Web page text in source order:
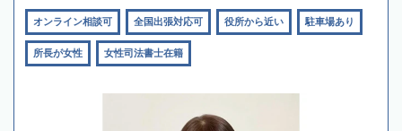
オンライン相談可 全国出張対応可 役所から近い 駐車場あり
所長が女性 女性司法書士在籍